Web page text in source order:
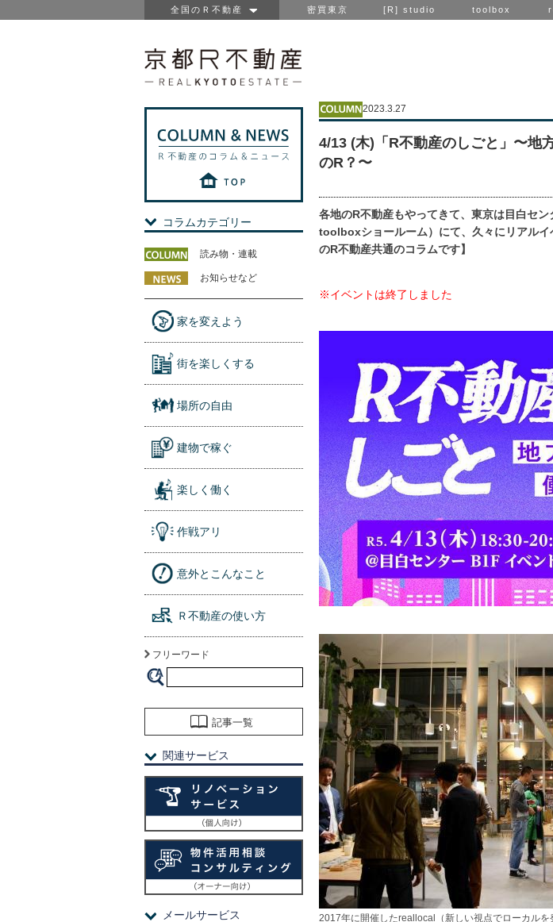
全国のＲ不動産 密買東京 [R] studio toolbox
2023.3.27
4/13 (木)「R不動産のしごと」〜地
のR？〜
各地のR不動産もやってきて、東京は目白セ
toolboxショールーム）にて、久々にリアルイ
のR不動産共通のコラムです】
※イベントは終了しました
2017年に開催したreallocal（新しい視点でローカル
コラムカテゴリー
読み物・連載
お知らせなど
家を変えよう
街を楽しくする
場所の自由
建物で稼ぐ
楽しく働く
作戦アリ
意外とこんなこと
Ｒ不動産の使い方
フリーワード
記事一覧
関連サービス
メールサービス